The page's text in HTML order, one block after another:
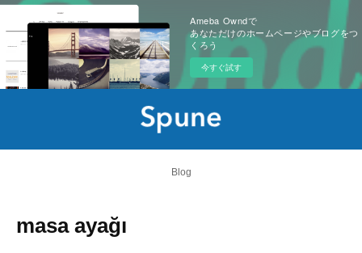
Ameba Owndで
あなただけのホームページやブログをつ
くろう
今すぐ試す
Blog
masa ayağı